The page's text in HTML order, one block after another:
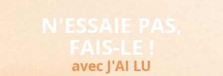
N'ESSAIE PAS,
FAIS-LE !
avec J'AI LU